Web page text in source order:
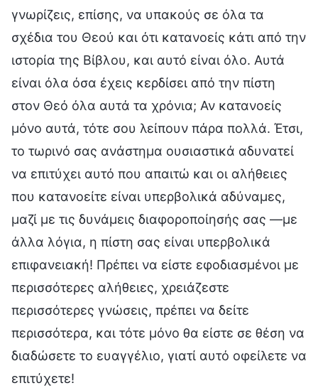
γνωρίζεις, επίσης, να υπακούς σε όλα τα
σχέδια του Θεού και ότι κατανοείς κάτι από την
ιστορία της Βίβλου, και αυτό είναι όλο. Αυτά
είναι όλα όσα έχεις κερδίσει από την πίστη
στον Θεό όλα αυτά τα χρόνια; Αν κατανοείς
μόνο αυτά, τότε σου λείπουν πάρα πολλά. Έτσι,
το τωρινό σας ανάστημα ουσιαστικά αδυνατεί
να επιτύχει αυτό που απαιτώ και οι αλήθειες
που κατανοείτε είναι υπερβολικά αδύναμες,
μαζί με τις δυνάμεις διαφοροποίησής σας —με
άλλα λόγια, η πίστη σας είναι υπερβολικά
επιφανειακή! Πρέπει να είστε εφοδιασμένοι με
περισσότερες αλήθειες, χρειάζεστε
περισσότερες γνώσεις, πρέπει να δείτε
περισσότερα, και τότε μόνο θα είστε σε θέση να
διαδώσετε το ευαγγέλιο, γιατί αυτό οφείλετε να
επιτύχετε!